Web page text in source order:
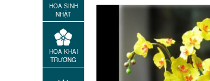
HOA SINH
NHẬT
HOA KHAI
TRƯƠNG